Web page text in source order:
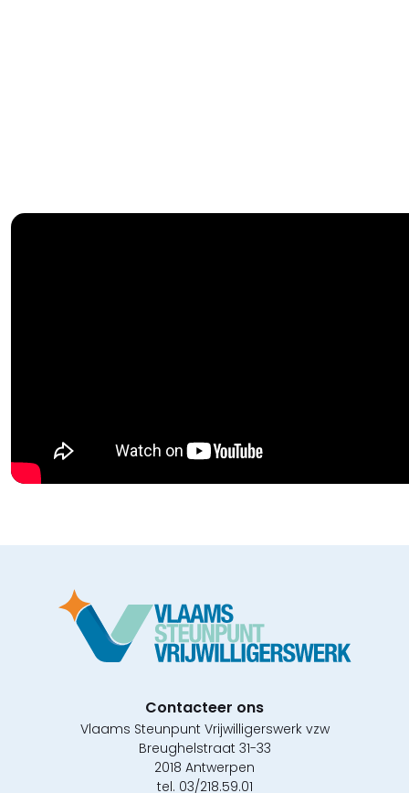
Contacteer ons
Vlaams Steunpunt Vrijwilligerswerk vzw
Breughelstraat 31-33
2018 Antwerpen
tel. 03/218.59.01